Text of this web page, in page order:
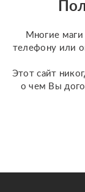
Многие маги
телефону или
Этот сайт
о чем Вы